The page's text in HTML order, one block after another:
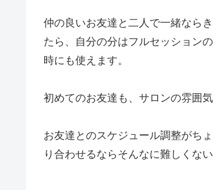
仲の良いお友達と二人で一緒なら
たら、自分の分はフルセッション
時にも使えます。
初めてのお友達も、サロンの雰囲
お友達とのスケジュール調整がち
り合わせるならそんなに難しくな